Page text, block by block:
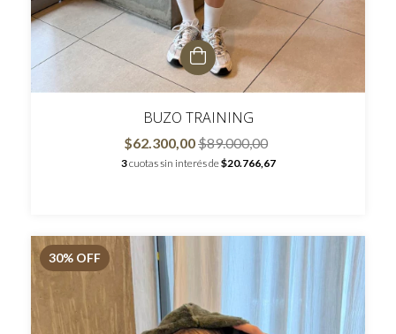
BUZO TRAINING
$62.300,00$89.000,00
3cuotas sin interés de$20.766,67
30% OFF